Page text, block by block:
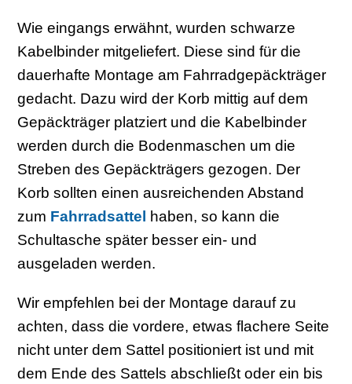
Wie eingangs erwähnt, wurden schwarze
Kabelbinder mitgeliefert. Diese sind für die
dauerhafte Montage am Fahrradgepäckträger
gedacht. Dazu wird der Korb mittig auf dem
Gepäckträger platziert und die Kabelbinder
werden durch die Bodenmaschen um die
Streben des Gepäckträgers gezogen. Der
Korb sollten einen ausreichenden Abstand
zum Fahrradsattel
haben, so kann die
Schultasche später besser ein- und
ausgeladen werden.
Wir empfehlen bei der Montage darauf zu
achten, dass die vordere, etwas flachere Seite
nicht unter dem Sattel positioniert ist und mit
dem Ende des Sattels abschließt oder ein bis